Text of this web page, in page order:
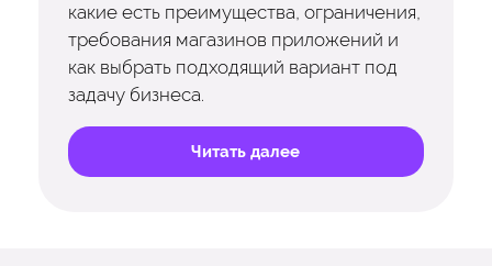
какие есть преимущества, ограничения,
требования магазинов приложений и
как выбрать подходящий вариант под
задачу бизнеса.
Читать далее